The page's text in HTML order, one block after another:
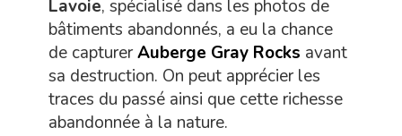
Lavoie, spécialisé dans les photos de
bâtiments abandonnés, a eu la chance
de capturerAuberge Gray Rocks avant
sa destruction. On peut apprécier les
traces du passé ainsi que cette richesse
abandonnée à la nature.